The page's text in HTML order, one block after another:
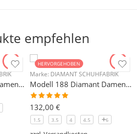
empfehlen
Modell 140 Diamant Damen Trainerschuh Microfaser 3,7 cm
HERVORGEHOBEN
Marke: DIAMANT SCHUHFABRIK
Modell 188 Diamant Damen Tanzschuh Trainer geteilte Chromledersohle
Bewertet
mit5.00
von 5
132,00 €
1.5 3.5 4 4.5 6